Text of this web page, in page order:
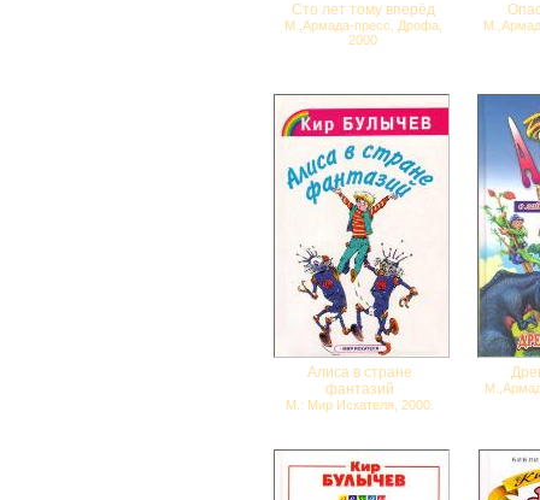
Сто лет тому вперёд
М.,Армада-пресс, Дрофа,
2000
Алиса в стране
фантазий
М.: Мир Искателя, 2000.